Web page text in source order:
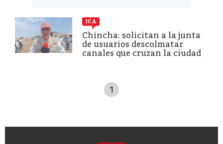
ICA
Chincha: solicitan a la junta
de usuarios descolmatar
canales que cruzan la ciudad
1